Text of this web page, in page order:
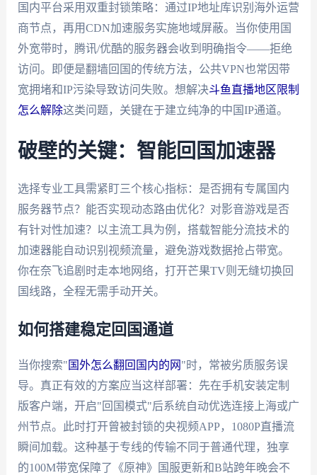
国内平台采用双重封锁策略：通过IP地址库识别海外运营
商节点，再用CDN加速服务实施地域屏蔽。当你使用国
外宽带时，腾讯/优酷的服务器会收到明确指令——拒绝
访问。即便是翻墙回国的传统方法，公共VPN也常因带
宽拥堵和IP污染导致访问失败。想解决斗鱼直播地区限制
怎么解除这类问题，关键在于建立纯净的中国IP通道。
破壁的关键：智能回国加速器
选择专业工具需紧盯三个核心指标：是否拥有专属国内
服务器节点？能否实现动态路由优化？对影音游戏是否
有针对性加速？以主流工具为例，搭载智能分流技术的
加速器能自动识别视频流量，避免游戏数据抢占带宽。
你在奈飞追剧时走本地网络，打开芒果TV则无缝切换回
国线路，全程无需手动开关。
如何搭建稳定回国通道
当你搜索" 国外怎么翻回国内的网 "时，常被劣质服务误
导。真正有效的方案应当这样部署：先在手机安装定制
版客户端，开启"回国模式"后系统自动优选连接上海或广
州节点。此时打开曾被封锁的央视频APP，1080P直播流
瞬间加载。这种基于专线的传输不同于普通代理，独享
的100M带宽保障了《原神》国服更新和B站跨年晚会不